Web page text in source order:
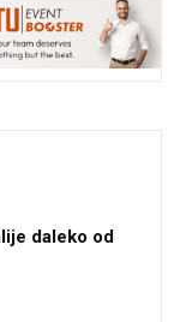
daleko od